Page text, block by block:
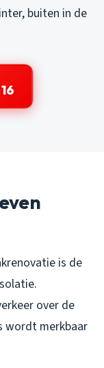
buiten in de
is de
over de
wordt merkbaar